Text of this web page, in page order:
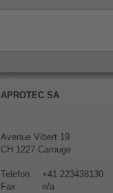
APROTEC SA
Avenue Vibert 19
CH 1227 Carouge
Telefon
+41 223438130
Fax
n/a